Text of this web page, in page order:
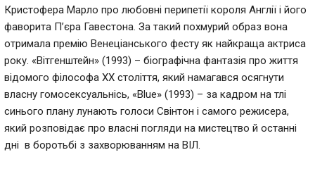
Кристофера Марло про любовні перипетії короля Англії і його
фаворита П’єра Гавестона. За такий похмурий образ вона
отримала премію Венеціанського фесту як найкраща актриса
року. «Вітгенштейн» (1993) – біографічна фантазія про життя
відомого філософа XX століття, який намагався осягнути
власну гомосексуальнісь, «Blue» (1993) – за кадром на тлі
синього плану лунають голоси Свінтон і самого режисера,
який розповідає про власні погляди на мистецтво й останні
дні в боротьбі з захворюванням на ВІЛ.